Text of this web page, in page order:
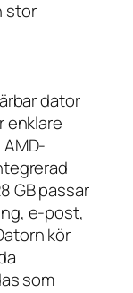
stor
dator
enklare
GB passar
e-post,
kör
som